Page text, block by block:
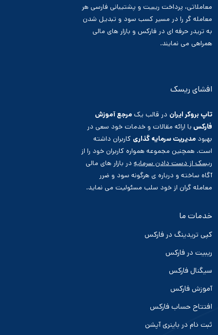
معاملاتی، پرداخت ریبیت و پشتیبانی فارسی هر
معامله گر را در مسیر کسب سود و تبدیل شدن
به تریدر حرفه ای در فارکس و بازار های مالی
همراهی می نمایند.
افشای ریسک
تاپ بروکر ایران در قالب یک مرجع آموزش
فارکس با ارائه مقالات و خدمات خود سعی در
بهبود مدیریت سرمایه گذاری کاربران داشته
است. همچنین مجموعه همواره کاربران خود را از
ریسک از دست دادن سرمایه در بازار های مالی
آگاه ساخته و درباره ی هرگونه سود و ضرر
معامله گران از خود سلب مسئولیت می نماید.
خدمات ما
کپی تریدینگ در فارکس
ریبیت در فارکس
سیگنال فارکس
آموزش فارکس
افتتاح حساب فارکس
ثبت نام در باینری آپشن